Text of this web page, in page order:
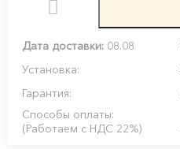
Дата доставки: 08.08
Установка:
Гарантия:
Способы оплаты:
(Работаем с НДС 22%)